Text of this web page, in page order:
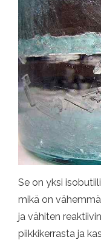
Se on yksi
mikä on
ja vähiten
piikkikerrasta ja